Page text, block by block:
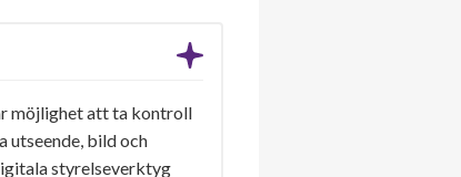
möjlighet att ta kontroll
utseende, bild och
styrelseverktyg